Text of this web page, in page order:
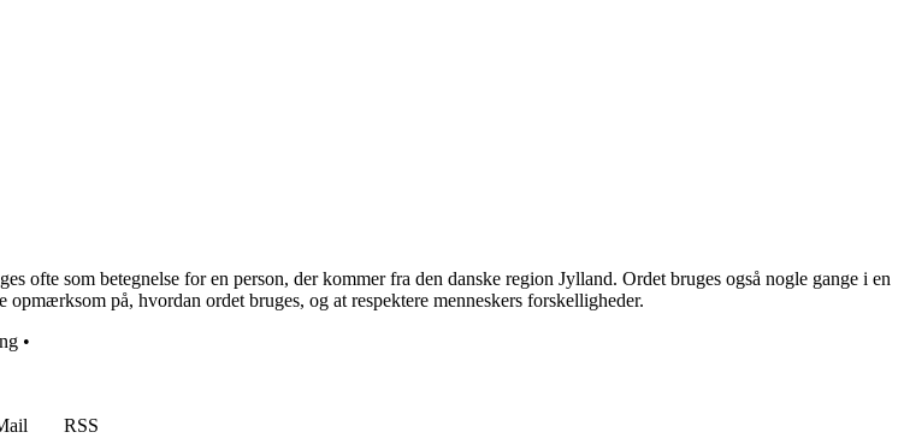
ofte som betegnelse for en person, der kommer fra den danske region Jylland. Ordet bruges også nogle gange i en
på, hvordan ordet bruges, og at respektere menneskers forskelligheder.
•
RSS